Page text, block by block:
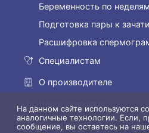
Беременность по неделям
Подготовка пары к
Расшифровка
Специалистам
О производителе
Наши эксперты
Карта сайта
На данном сайте используются
аналогичные технологии. Если,
сообщение, вы остаетесь на